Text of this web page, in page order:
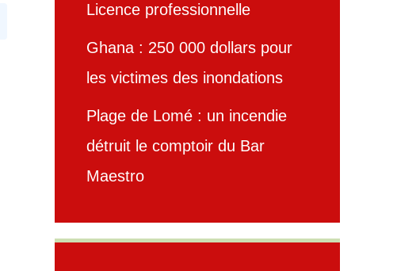
Licence professionnelle
Ghana : 250 000 dollars pour
les victimes des inondations
Plage de Lomé : un incendie
détruit le comptoir du Bar
Maestro